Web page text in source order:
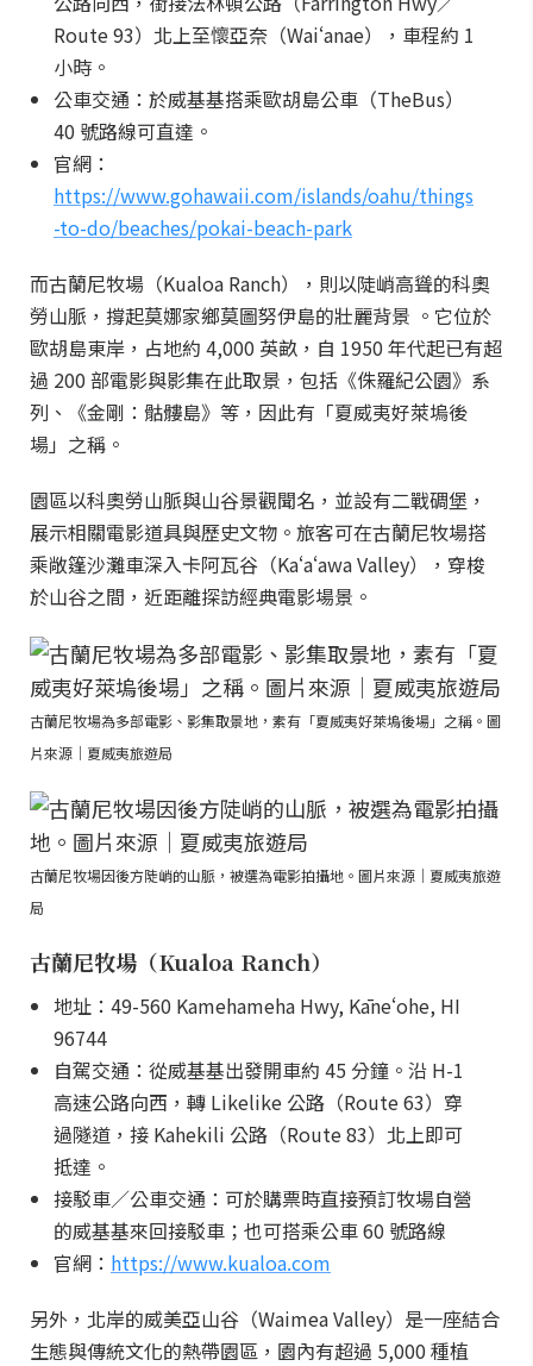
Route 93）北上至懷亞奈（Waiʻanae），車程約 1
小時。
公車交通：於威基基搭乘歐胡島公車（TheBus）
40 號路線可直達。
官網：
https://www.gohawaii.com/islands/oahu/things
-to-do/beaches/pokai-beach-park
而古蘭尼牧場（Kualoa Ranch），則以陡峭高聳的科奧
勞山脈，撐起莫娜家鄉莫圖努伊島的壯麗背景 。它位於
歐胡島東岸，占地約 4,000 英畝，自 1950 年代起已有超
過 200 部電影與影集在此取景，包括《侏羅紀公園》系
列、《金剛：骷髏島》等，因此有「夏威夷好萊塢後
場」之稱。
園區以科奧勞山脈與山谷景觀聞名，並設有二戰碉堡，
展示相關電影道具與歷史文物。旅客可在古蘭尼牧場搭
乘敞篷沙灘車深入卡阿瓦谷（Kaʻaʻawa Valley），穿梭
於山谷之間，近距離探訪經典電影場景。
古蘭尼牧場為多部電影、影集取景地，素有「夏威夷好萊塢後場」之稱。圖
片來源｜夏威夷旅遊局
古蘭尼牧場因後方陡峭的山脈，被選為電影拍攝地。圖片來源｜夏威夷旅遊
局
古蘭尼牧場（Kualoa Ranch）
地址：49-560 Kamehameha Hwy, Kāneʻohe, HI
96744
自駕交通：從威基基出發開車約 45 分鐘。沿 H-1
高速公路向西，轉 Likelike 公路（Route 63）穿
過隧道，接 Kahekili 公路（Route 83）北上即可
抵達。
接駁車／公車交通：可於購票時直接預訂牧場自營
的威基基來回接駁車；也可搭乘公車 60 號路線
官網： https://www.kualoa.com
另外，北岸的威美亞山谷（Waimea Valley）是一座結合
生態與傳統文化的熱帶園區，園內有超過 5,000 種植